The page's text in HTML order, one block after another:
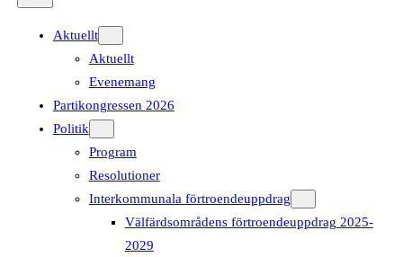
Aktuellt
Aktuellt
Evenemang
Partikongressen 2026
Politik
Program
Resolutioner
Interkommunala förtroendeuppdrag
Välfärdsområdens förtroendeuppdrag 2025-
2029